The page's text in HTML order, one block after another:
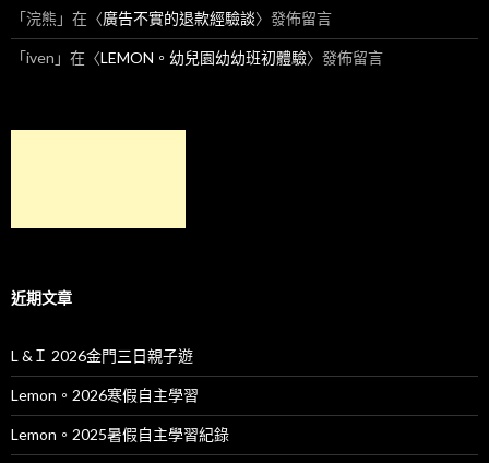
「浣熊 」在〈廣告不實的退款經驗談〉發佈留言
「iven 」在〈LEMON。幼兒園幼幼班初體驗〉發佈留言
近期文章
L &Ｉ 2026金門三日親子遊
Lemon。2026寒假自主學習
Lemon。2025暑假自主學習紀錄